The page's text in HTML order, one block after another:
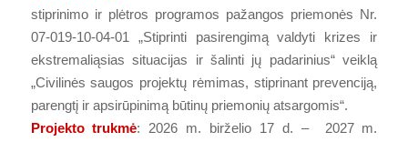
stiprinimo ir plėtros programos pažangos priemonės Nr.
07-019-10-04-01 „Stiprinti pasirengimą valdyti krizes ir
ekstremaliąsias situacijas ir šalinti jų padarinius“ veiklą
„Civilinės saugos projektų rėmimas, stiprinant prevenciją,
parengtį ir apsirūpinimą būtinų priemonių atsargomis“.
Projekto trukmė: 2026 m. birželio 17 d. – 2027 m.